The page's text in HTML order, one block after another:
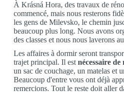
À Krásná Hora, des travaux de
commencé, mais nous resterons
les gens de Milevsko, le chemin
beaucoup plus long. Nous avons
des classes et nous nous laverons
Les affaires à dormir seront
trajet principal. Il est nécessaire de
un sac de couchage, un matelas et
Beaucoup d'entre vous ont déjà
remercions. Tout le reste doit aller